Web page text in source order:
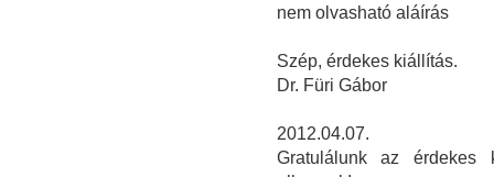
nem olvasható aláírás
Szép, érdekes kiállítás.
Dr. Füri Gábor
2012.04.07.
Gratulálunk az érdekes